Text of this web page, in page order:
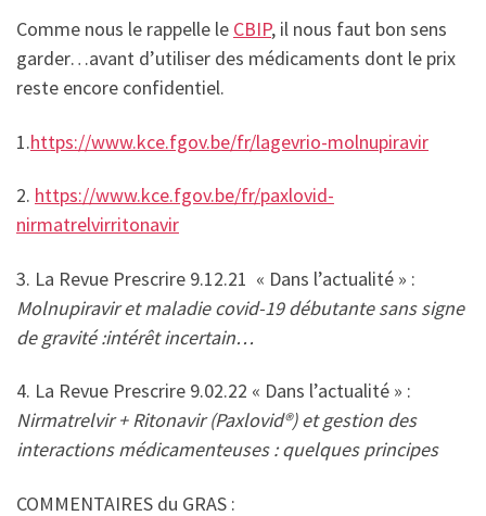
Comme nous le rappelle le CBIP, il nous faut bon sens
garder…avant d’utiliser des médicaments dont le prix
reste encore confidentiel.
1.https://www.kce.fgov.be/fr/lagevrio-molnupiravir
2. https://www.kce.fgov.be/fr/paxlovid-
nirmatrelvirritonavir
3. La Revue Prescrire 9.12.21 « Dans l’actualité » :
Molnupiravir et maladie covid-19 débutante sans signe
de gravité :intérêt incertain…
4. La Revue Prescrire 9.02.22 « Dans l’actualité » :
Nirmatrelvir + Ritonavir (Paxlovid®) et gestion des
interactions médicamenteuses : quelques principes
COMMENTAIRES du GRAS :